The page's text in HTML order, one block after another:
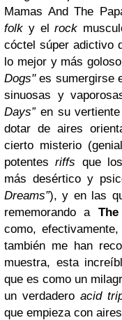
Mamas And The
folk y elrock
cóctel súper adictivo
lo mejor y más
Dogs"es sumergirse
sinuosas y
Days”en su vertiente
dotar de aires
cierto misterio (genial
potentesriffs que
más desértico y
Dreams”), y en las
rememorando a
como,
también me han
muestra, esta
que es como un
un verdaderoacid
que empieza con